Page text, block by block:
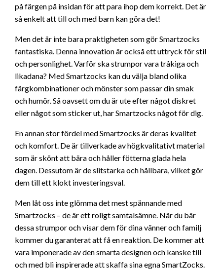
på färgen på insidan för att para ihop dem korrekt. Det är
så enkelt att till och med barn kan göra det!
Men det är inte bara praktigheten som gör Smartzocks
fantastiska. Denna innovation är också ett uttryck för stil
och personlighet. Varför ska strumpor vara tråkiga och
likadana? Med Smartzocks kan du välja bland olika
färgkombinationer och mönster som passar din smak
och humör. Så oavsett om du är ute efter något diskret
eller något som sticker ut, har Smartzocks något för dig.
En annan stor fördel med Smartzocks är deras kvalitet
och komfort. De är tillverkade av högkvalitativt material
som är skönt att bära och håller fötterna glada hela
dagen. Dessutom är de slitstarka och hållbara, vilket gör
dem till ett klokt investeringsval.
Men låt oss inte glömma det mest spännande med
Smartzocks – de är ett roligt samtalsämne. När du bär
dessa strumpor och visar dem för dina vänner och familj
kommer du garanterat att få en reaktion. De kommer att
vara imponerade av den smarta designen och kanske till
och med bli inspirerade att skaffa sina egna SmartZocks.